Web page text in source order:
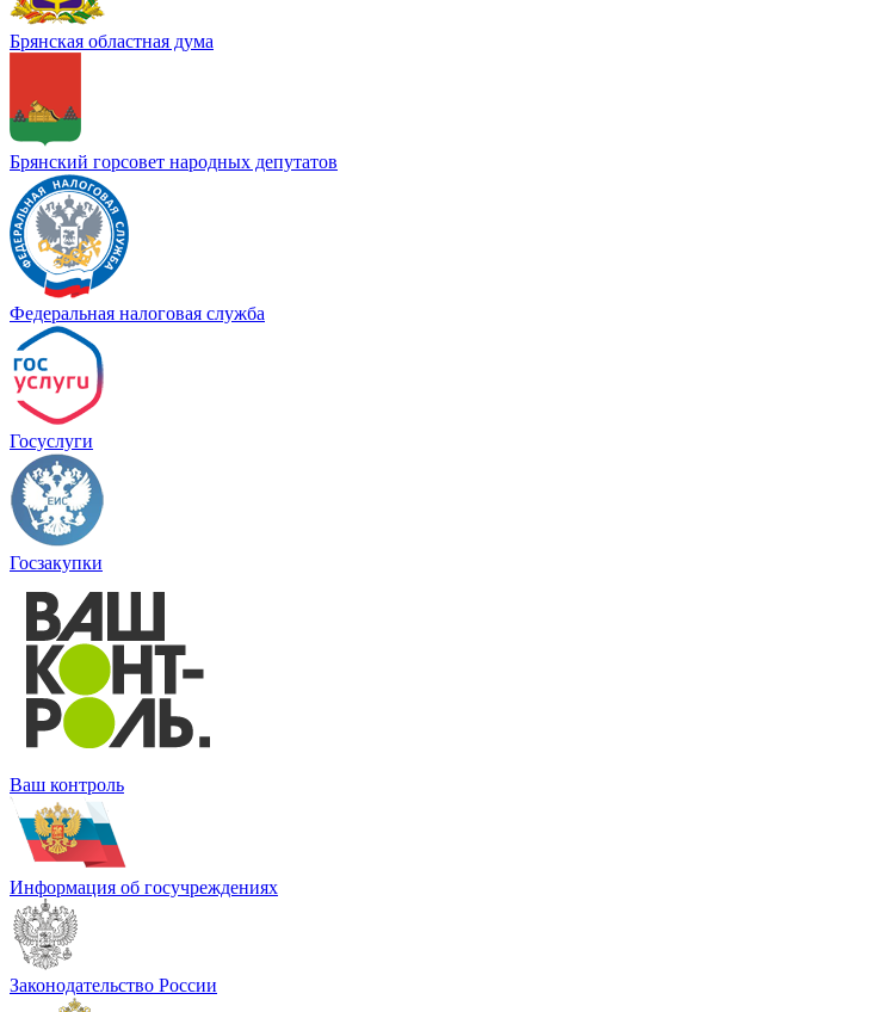
Брянская областная дума
Брянский горсовет народных депутатов
Федеральная налоговая служба
Госуслуги
Госзакупки
Ваш контроль
Информация об госучреждениях
Законодательство России